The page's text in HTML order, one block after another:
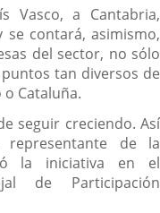
Vasco, a Cantabria,
se contará, asimismo,
del sector, no sólo
tan diversos de
Cataluña.
seguir creciendo. Así
representante de la
la iniciativa en el
de Participación